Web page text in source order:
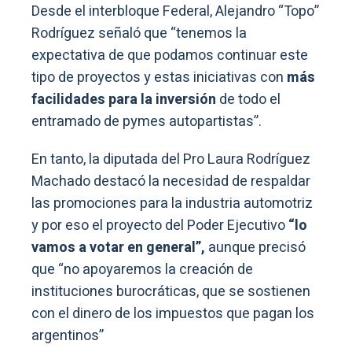
Desde el interbloque Federal, Alejandro “Topo”
Rodríguez señaló que “tenemos la
expectativa de que podamos continuar este
tipo de proyectos y estas iniciativas con más
facilidades para la inversión de todo el
entramado de pymes autopartistas”.
En tanto, la diputada del Pro Laura Rodríguez
Machado destacó la necesidad de respaldar
las promociones para la industria automotriz
y por eso el proyecto del Poder Ejecutivo“lo
vamos a votar en general”, aunque precisó
que “no apoyaremos la creación de
instituciones burocráticas, que se sostienen
con el dinero de los impuestos que pagan los
argentinos”